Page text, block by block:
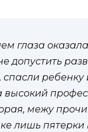
глаза
допустить
ребенку
высокий
межу
лишь пятерки